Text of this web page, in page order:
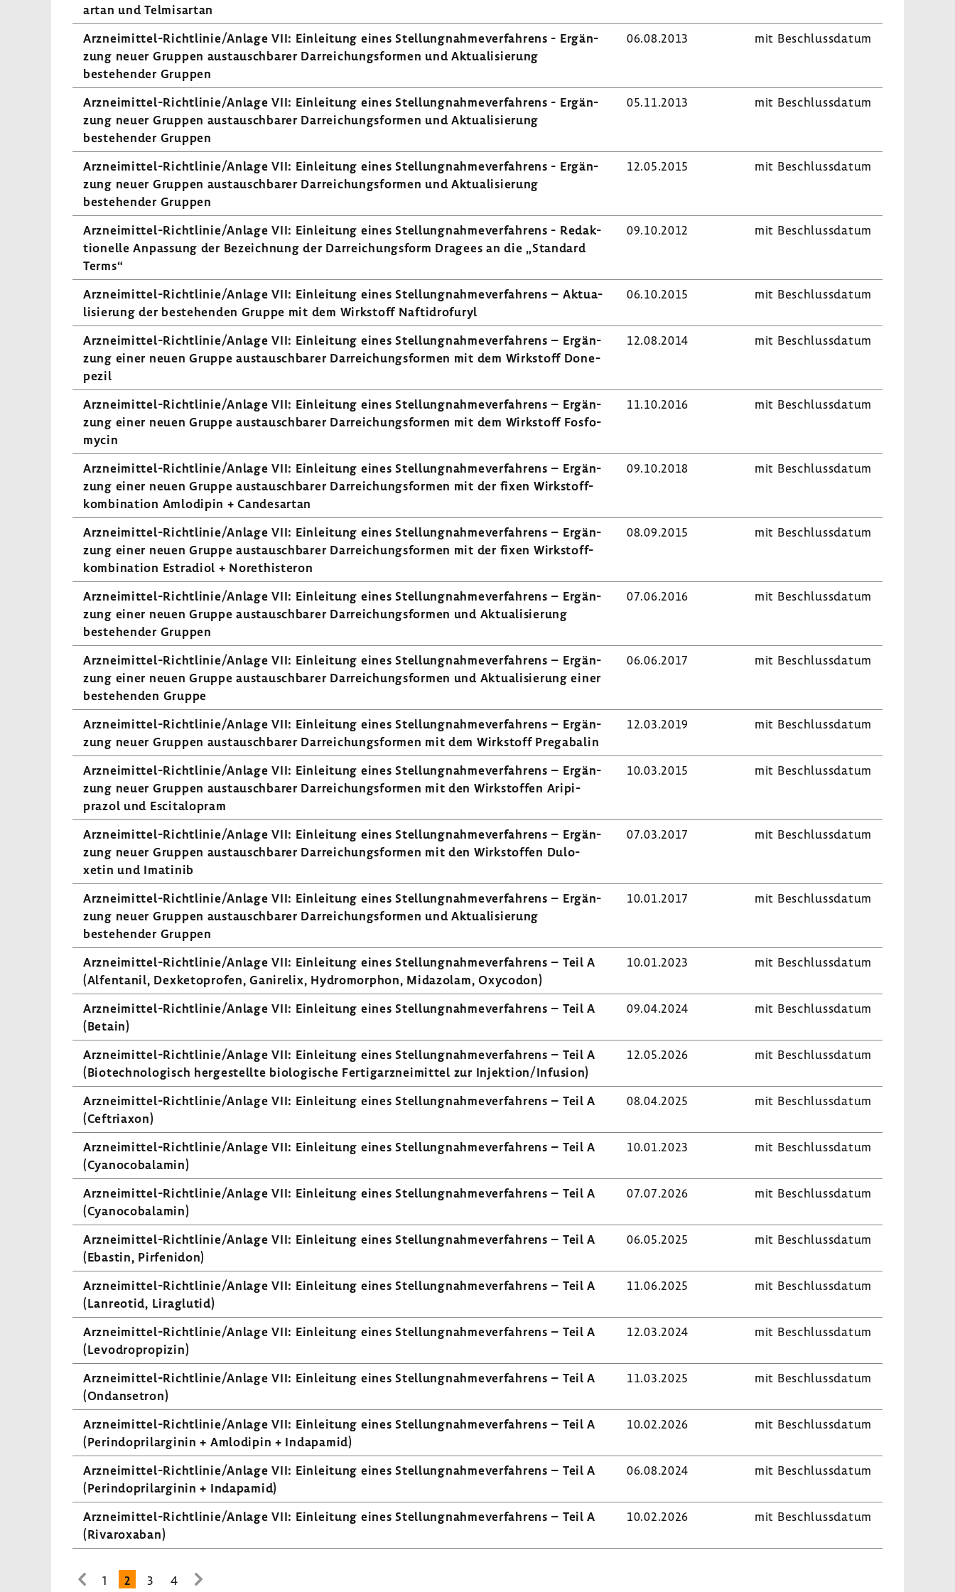
artan und Telmis­artan
Arzneimittel-​Richtlinie/Anlage VII: Einlei­tung eines Stel­lung­nah­me­ver­fah­rens - Ergän­
zung neuer Gruppen austausch­barer Darrei­chungs­formen und Aktua­li­sie­rung
bestehender Gruppen
06.08.2013 mit Beschluss­datum
Arzneimittel-​Richtlinie/Anlage VII: Einlei­tung eines Stel­lung­nah­me­ver­fah­rens - Ergän­
zung neuer Gruppen austausch­barer Darrei­chungs­formen und Aktua­li­sie­rung
bestehender Gruppen
05.11.2013 mit Beschluss­datum
Arzneimittel-​Richtlinie/Anlage VII: Einlei­tung eines Stel­lung­nah­me­ver­fah­rens - Ergän­
zung neuer Gruppen austausch­barer Darrei­chungs­formen und Aktua­li­sie­rung
bestehender Gruppen
12.05.2015 mit Beschluss­datum
Arzneimittel-​Richtlinie/Anlage VII: Einlei­tung eines Stel­lung­nah­me­ver­fah­rens - Redak­
tio­nelle Anpas­sung der Bezeich­nung der Darrei­chungs­form Dragees an die „Stan­dard
Terms“
09.10.2012 mit Beschluss­datum
Arzneimittel-​Richtlinie/Anlage VII: Einlei­tung eines Stel­lung­nah­me­ver­fah­rens – Aktua­
li­sie­rung der bestehenden Gruppe mit dem Wirk­stoff Naftidro­furyl
06.10.2015 mit Beschluss­datum
Arzneimittel-​Richtlinie/Anlage VII: Einlei­tung eines Stel­lung­nah­me­ver­fah­rens – Ergän­
zung einer neuen Gruppe austausch­barer Darrei­chungs­formen mit dem Wirk­stoff Done­
pezil
12.08.2014 mit Beschluss­datum
Arzneimittel-​Richtlinie/Anlage VII: Einlei­tung eines Stel­lung­nah­me­ver­fah­rens – Ergän­
zung einer neuen Gruppe austausch­barer Darrei­chungs­formen mit dem Wirk­stoff Fosfo­
mycin
11.10.2016 mit Beschluss­datum
Arzneimittel-​Richtlinie/Anlage VII: Einlei­tung eines Stel­lung­nah­me­ver­fah­rens – Ergän­
zung einer neuen Gruppe austausch­barer Darrei­chungs­formen mit der fixen Wirk­stoff­
kom­bi­na­tion Amlo­dipin + Candes­artan
09.10.2018 mit Beschluss­datum
Arzneimittel-​Richtlinie/Anlage VII: Einlei­tung eines Stel­lung­nah­me­ver­fah­rens – Ergän­
zung einer neuen Gruppe austausch­barer Darrei­chungs­formen mit der fixen Wirk­stoff­
kom­bi­na­tion Estra­diol + Norethis­teron
08.09.2015 mit Beschluss­datum
Arzneimittel-​Richtlinie/Anlage VII: Einlei­tung eines Stel­lung­nah­me­ver­fah­rens – Ergän­
zung einer neuen Gruppe austausch­barer Darrei­chungs­formen und Aktua­li­sie­rung
bestehender Gruppen
07.06.2016 mit Beschluss­datum
Arzneimittel-​Richtlinie/Anlage VII: Einlei­tung eines Stel­lung­nah­me­ver­fah­rens – Ergän­
zung einer neuen Gruppe austausch­barer Darrei­chungs­formen und Aktua­li­sie­rung einer
bestehenden Gruppe
06.06.2017 mit Beschluss­datum
Arzneimittel-​Richtlinie/Anlage VII: Einlei­tung eines Stel­lung­nah­me­ver­fah­rens – Ergän­
zung neuer Gruppen austausch­barer Darrei­chungs­formen mit dem Wirk­stoff Prega­balin
12.03.2019 mit Beschluss­datum
Arzneimittel-​Richtlinie/Anlage VII: Einlei­tung eines Stel­lung­nah­me­ver­fah­rens – Ergän­
zung neuer Gruppen austausch­barer Darrei­chungs­formen mit den Wirk­stoffen Aripi­
prazol und Esci­ta­lo­pram
10.03.2015 mit Beschluss­datum
Arzneimittel-​Richtlinie/Anlage VII: Einlei­tung eines Stel­lung­nah­me­ver­fah­rens – Ergän­
zung neuer Gruppen austausch­barer Darrei­chungs­formen mit den Wirk­stoffen Dulo­
xetin und Imatinib
07.03.2017 mit Beschluss­datum
Arzneimittel-​Richtlinie/Anlage VII: Einlei­tung eines Stel­lung­nah­me­ver­fah­rens – Ergän­
zung neuer Gruppen austausch­barer Darrei­chungs­formen und Aktua­li­sie­rung
bestehender Gruppen
10.01.2017 mit Beschluss­datum
Arzneimittel-​Richtlinie/Anlage VII: Einlei­tung eines Stel­lung­nah­me­ver­fah­rens – Teil A
(Alfen­tanil, Dexke­to­profen, Ganirelix, Hydro­mor­phon, Mida­zolam, Oxycodon)
10.01.2023 mit Beschluss­datum
Arzneimittel-​Richtlinie/Anlage VII: Einlei­tung eines Stel­lung­nah­me­ver­fah­rens – Teil A
(Betain)
09.04.2024 mit Beschluss­datum
Arzneimittel-​Richtlinie/Anlage VII: Einlei­tung eines Stel­lung­nah­me­ver­fah­rens – Teil A
(Biotech­no­lo­gisch herge­stellte biolo­gi­sche Fertig­arz­nei­mittel zur Injek­tion/Infu­sion)
12.05.2026 mit Beschluss­datum
Arzneimittel-​Richtlinie/Anlage VII: Einlei­tung eines Stel­lung­nah­me­ver­fah­rens – Teil A
(Ceftriaxon)
08.04.2025 mit Beschluss­datum
Arzneimittel-​Richtlinie/Anlage VII: Einlei­tung eines Stel­lung­nah­me­ver­fah­rens – Teil A
(Cyano­co­bal­amin)
10.01.2023 mit Beschluss­datum
Arzneimittel-​Richtlinie/Anlage VII: Einlei­tung eines Stel­lung­nah­me­ver­fah­rens – Teil A
(Cyano­co­bal­amin)
07.07.2026 mit Beschluss­datum
Arzneimittel-​Richtlinie/Anlage VII: Einlei­tung eines Stel­lung­nah­me­ver­fah­rens – Teil A
(Ebastin, Pirfe­n­idon)
06.05.2025 mit Beschluss­datum
Arzneimittel-​Richtlinie/Anlage VII: Einlei­tung eines Stel­lung­nah­me­ver­fah­rens – Teil A
(Lanreotid, Liraglutid)
11.06.2025 mit Beschluss­datum
Arzneimittel-​Richtlinie/Anlage VII: Einlei­tung eines Stel­lung­nah­me­ver­fah­rens – Teil A
(Levo­dro­pro­pizin)
12.03.2024 mit Beschluss­datum
Arzneimittel-​Richtlinie/Anlage VII: Einlei­tung eines Stel­lung­nah­me­ver­fah­rens – Teil A
(Ondan­se­tron)
11.03.2025 mit Beschluss­datum
Arzneimittel-​Richtlinie/Anlage VII: Einlei­tung eines Stel­lung­nah­me­ver­fah­rens – Teil A
(Perin­do­pril­ar­ginin + Amlo­dipin + Inda­pamid)
10.02.2026 mit Beschluss­datum
Arzneimittel-​Richtlinie/Anlage VII: Einlei­tung eines Stel­lung­nah­me­ver­fah­rens – Teil A
(Perin­do­pril­ar­ginin + Inda­pamid)
06.08.2024 mit Beschluss­datum
Arzneimittel-​Richtlinie/Anlage VII: Einlei­tung eines Stel­lung­nah­me­ver­fah­rens – Teil A
(Rivaroxaban)
10.02.2026 mit Beschluss­datum
zur 1 2 3 4 zur